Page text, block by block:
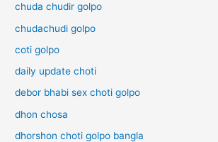
chuda chudir golpo
chudachudi golpo
coti golpo
daily update choti
debor bhabi sex choti golpo
dhon chosa
dhorshon choti golpo bangla